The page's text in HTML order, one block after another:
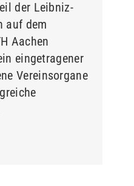
der Leibniz-
auf dem
Aachen
eingetragener
Vereinsorgane